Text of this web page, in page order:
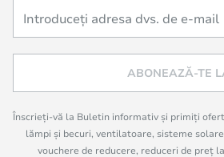
ABONEAZĂ-TE
Înscrieți-vă la Buletin informativ și primiți
lămpi și becuri, ventilatoare, sisteme
vouchere de reducere, reduceri de preț